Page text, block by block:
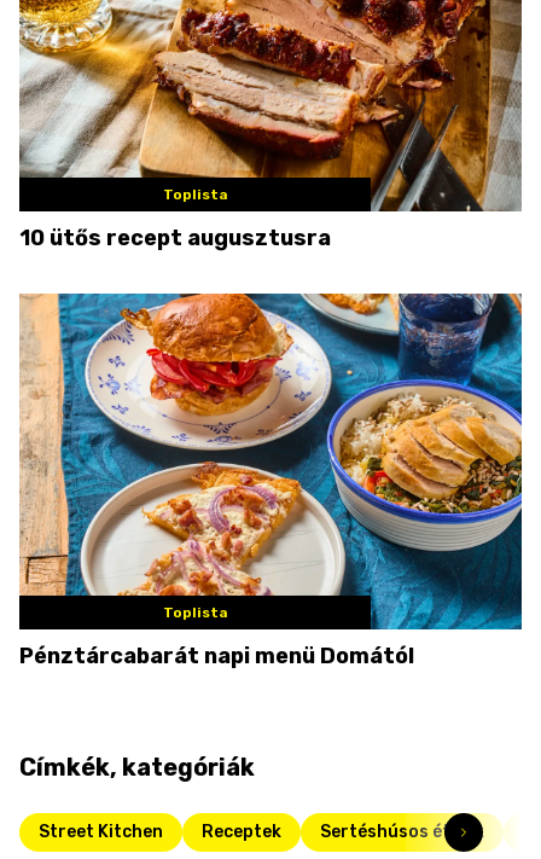
Toplista
10 ütős recept augusztusra
Toplista
Pénztárcabarát napi menü Domától
Címkék, kategóriák
Street Kitchen Receptek Sertéshúsos ételek